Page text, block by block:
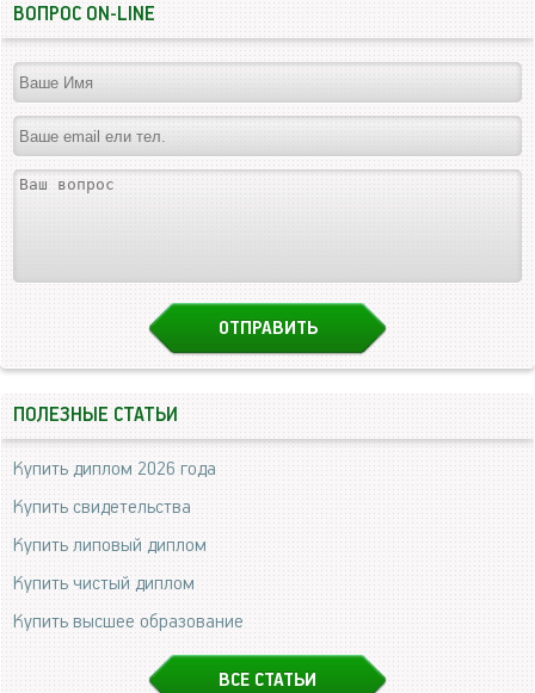
ВОПРОС ON-LINE
ПОЛЕЗНЫЕ СТАТЬИ
Купить диплом 2026 года
Купить свидетельства
Купить липовый диплом
Купить чистый диплом
Купить высшее образование
ВСЕ СТАТЬИ